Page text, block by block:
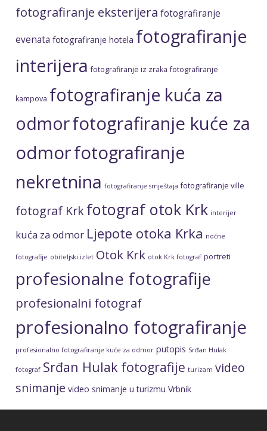
fotografiranje eksterijera fotografiranje
evenata fotografiranje hotela fotografiranje
interijera fotografiranje iz zraka fotografiranje
kampova fotografiranje kuća za
odmorfotografiranje kuće za
odmorfotografiranje
nekretnina fotografiranje smještaja fotografiranje ville
fotograf Krkfotograf otok Krk interijer
kuća za odmor Ljepote otoka Krka noćne
fotografije obiteljski izlet Otok Krk otok Krk fotograf portreti
profesionalne fotografije
profesionalni fotograf
profesionalno fotografiranje
profesionalno fotografiranje kuće za odmor putopis Srđan Hulak
fotograf Srđan Hulak fotografije turizam video
snimanje video snimanje u turizmu Vrbnik